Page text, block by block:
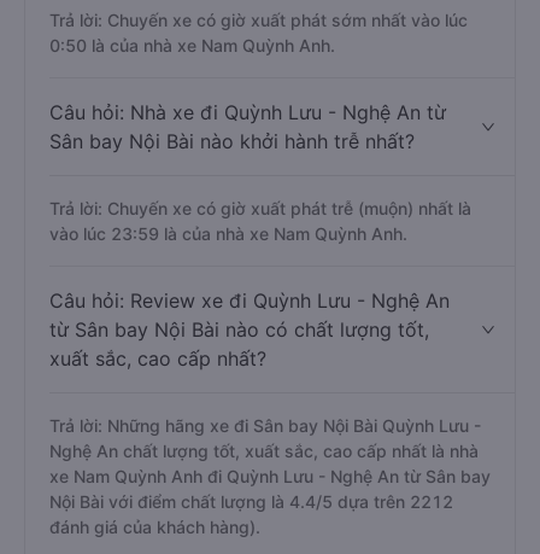
Trả lời: Chuyến xe có giờ xuất phát sớm nhất vào lúc
0:50 là của nhà xe Nam Quỳnh Anh.
Câu hỏi: Nhà xe đi Quỳnh Lưu - Nghệ An từ
Sân bay Nội Bài nào khởi hành trễ nhất?
Trả lời: Chuyến xe có giờ xuất phát trễ (muộn) nhất là
vào lúc 23:59 là của nhà xe Nam Quỳnh Anh.
Câu hỏi: Review xe đi Quỳnh Lưu - Nghệ An
từ Sân bay Nội Bài nào có chất lượng tốt,
xuất sắc, cao cấp nhất?
Trả lời: Những hãng xe đi Sân bay Nội Bài Quỳnh Lưu -
Nghệ An chất lượng tốt, xuất sắc, cao cấp nhất là nhà
xe Nam Quỳnh Anh đi Quỳnh Lưu - Nghệ An từ Sân bay
Nội Bài với điểm chất lượng là 4.4/5 dựa trên 2212
đánh giá của khách hàng).